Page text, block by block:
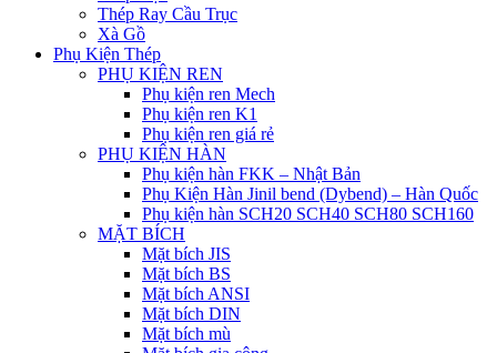
Thép Ray Cầu Trục
Xà Gồ
Phụ Kiện Thép
PHỤ KIỆN REN
Phụ kiện ren Mech
Phụ kiện ren K1
Phụ kiện ren giá rẻ
PHỤ KIỆN HÀN
Phụ kiện hàn FKK – Nhật Bản
Phụ Kiện Hàn Jinil bend (Dybend) – Hàn Quốc
Phụ kiện hàn SCH20 SCH40 SCH80 SCH160
MẶT BÍCH
Mặt bích JIS
Mặt bích BS
Mặt bích ANSI
Mặt bích DIN
Mặt bích mù